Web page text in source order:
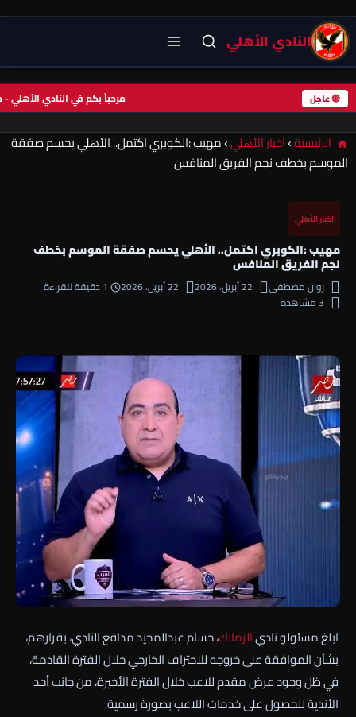
النادي الأهلي
🔴 عاجل مرحباً بكم في النادي
الرئيسية›اخبار الأهلي›مهيب :الكوبري اكتمل.. الأهلي يحسم صفقة
الموسم بخطف نجم الفريق المنافس
اخبار الأهلي
مهيب :الكوبري اكتمل.. الأهلي يحسم صفقة الموسم بخطف
نجم الفريق المنافس
روان مصطفى 22 أبريل، 2026 22 أبريل، 2026
1 دقيقة للقراءة
3 مشاهدة
ابلغ مسئولو ناديالزمالك، حسام عبدالمجيد مدافع النادي، بقرارهم،
بشأن الموافقة على خروجه للاحتراف الخارجي خلال الفترة القادمة،
في ظل وجود عرض مقدم للاعب خلال الفترة الأخيرة، من جانب أحد
الأندية للحصول على خدمات اللاعب بصورة رسمية.